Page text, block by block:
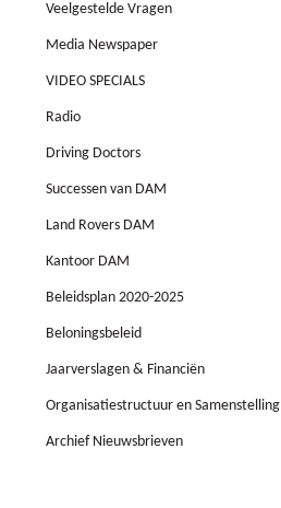
Veelgestelde Vragen
Media Newspaper
VIDEO SPECIALS
Radio
Driving Doctors
Successen van DAM
Land Rovers DAM
Kantoor DAM
Beleidsplan 2020-2025
Beloningsbeleid
Jaarverslagen & Financiën
Organisatiestructuur en Samenstelling
Archief Nieuwsbrieven